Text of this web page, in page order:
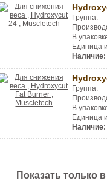
Группа:
В
Единица
Наличие:
Группа:
В
Единица
Наличие:
Показать только